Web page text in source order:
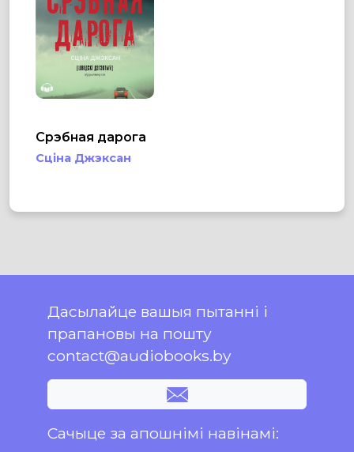
Срэбная дарога
Сціна Джэксан
Дасылайце вашыя пытанні і
прапановы на пошту
contact@audiobooks.by
Сачыце за апошнімі навінамі: